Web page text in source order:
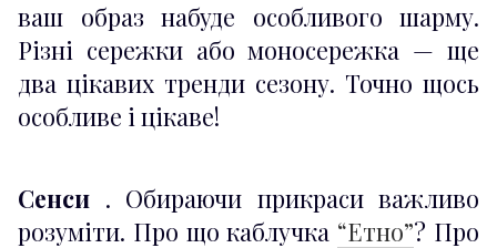
ваш образ набуде особливого шарму.
Різні сережки або моносережка — ще
два цікавих тренди сезону. Точно щось
особливе і цікаве!
Сенси . Обираючи прикраси важливо
розуміти. Про що каблучка “Етно”? Про